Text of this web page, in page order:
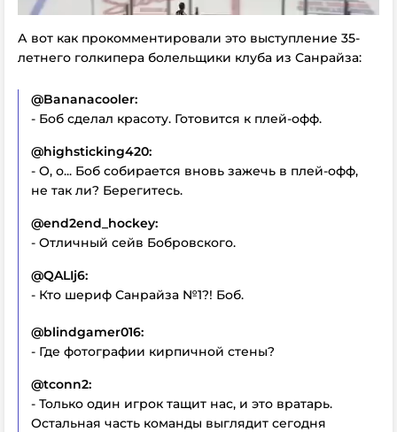
А вот как прокомментировали это выступление 35-
летнего голкипера болельщики клуба из Санрайза:
@Bananacooler:
- Боб сделал красоту. Готовится к плей-офф.
@highsticking420:
- О, о... Боб собирается вновь зажечь в плей-офф,
не так ли? Берегитесь.
@end2end_hockey:
- Отличный сейв Бобровского.
@QALIj6:
- Кто шериф Санрайза №1?! Боб.
@blindgamer016:
- Где фотографии кирпичной стены?
@tconn2:
- Только один игрок тащит нас, и это вратарь.
Остальная часть команды выглядит сегодня